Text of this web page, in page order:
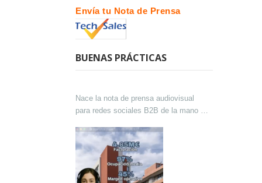
Envía tu Nota de Prensa
BUENAS PRÁCTICAS
Nace la nota de prensa audiovisual
para redes sociales B2B de la mano de